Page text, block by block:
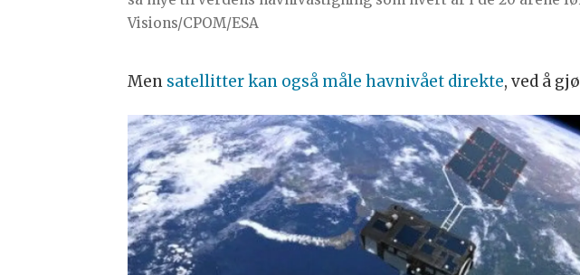
Visions/CPOM/ESA
Men satellitter kan også måle havnivået direkte, ved å